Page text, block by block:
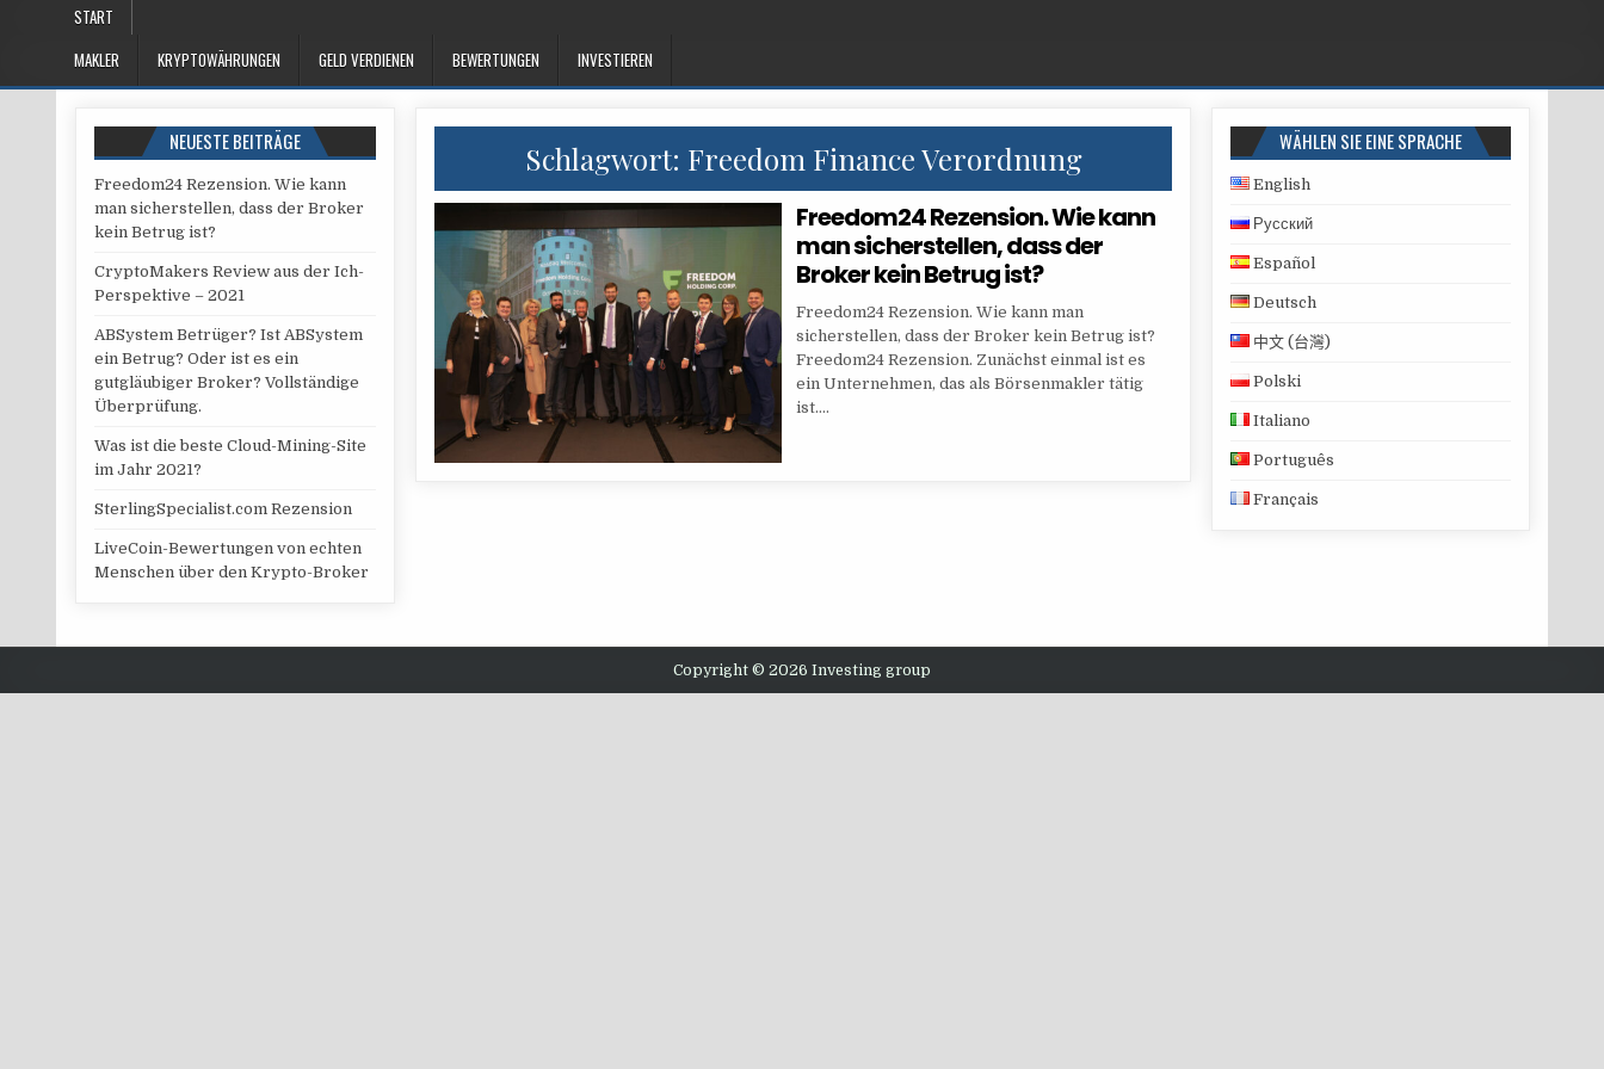
START
MAKLER
KRYPTOWÄHRUNGEN GELD VERDIENEN BEWERTUNGEN INVESTIEREN
Schlagwort: Freedom Finance Verordnung
Freedom24 Rezension. Wie kann
man sicherstellen, dass der
Broker kein Betrug ist?
Freedom24 Rezension. Wie kann man
sicherstellen, dass der Broker kein Betrug ist?
Freedom24 Rezension. Zunächst einmal ist es
ein Unternehmen, das als Börsenmakler tätig
ist….
NEUESTE BEITRÄGE
Freedom24 Rezension. Wie kann
man sicherstellen, dass der Broker
kein Betrug ist?
CryptoMakers Review aus der Ich-
Perspektive – 2021
ABSystem Betrüger? Ist ABSystem
ein Betrug? Oder ist es ein
gutgläubiger Broker? Vollständige
Überprüfung.
Was ist die beste Cloud-Mining-Site
im Jahr 2021?
SterlingSpecialist.com Rezension
LiveCoin-Bewertungen von echten
Menschen über den Krypto-Broker
WÄHLEN SIE EINE SPRACHE
English
Русский
Español
Deutsch
中文 (台灣)
Polski
Italiano
Português
Français
Copyright © 2026 Investing group